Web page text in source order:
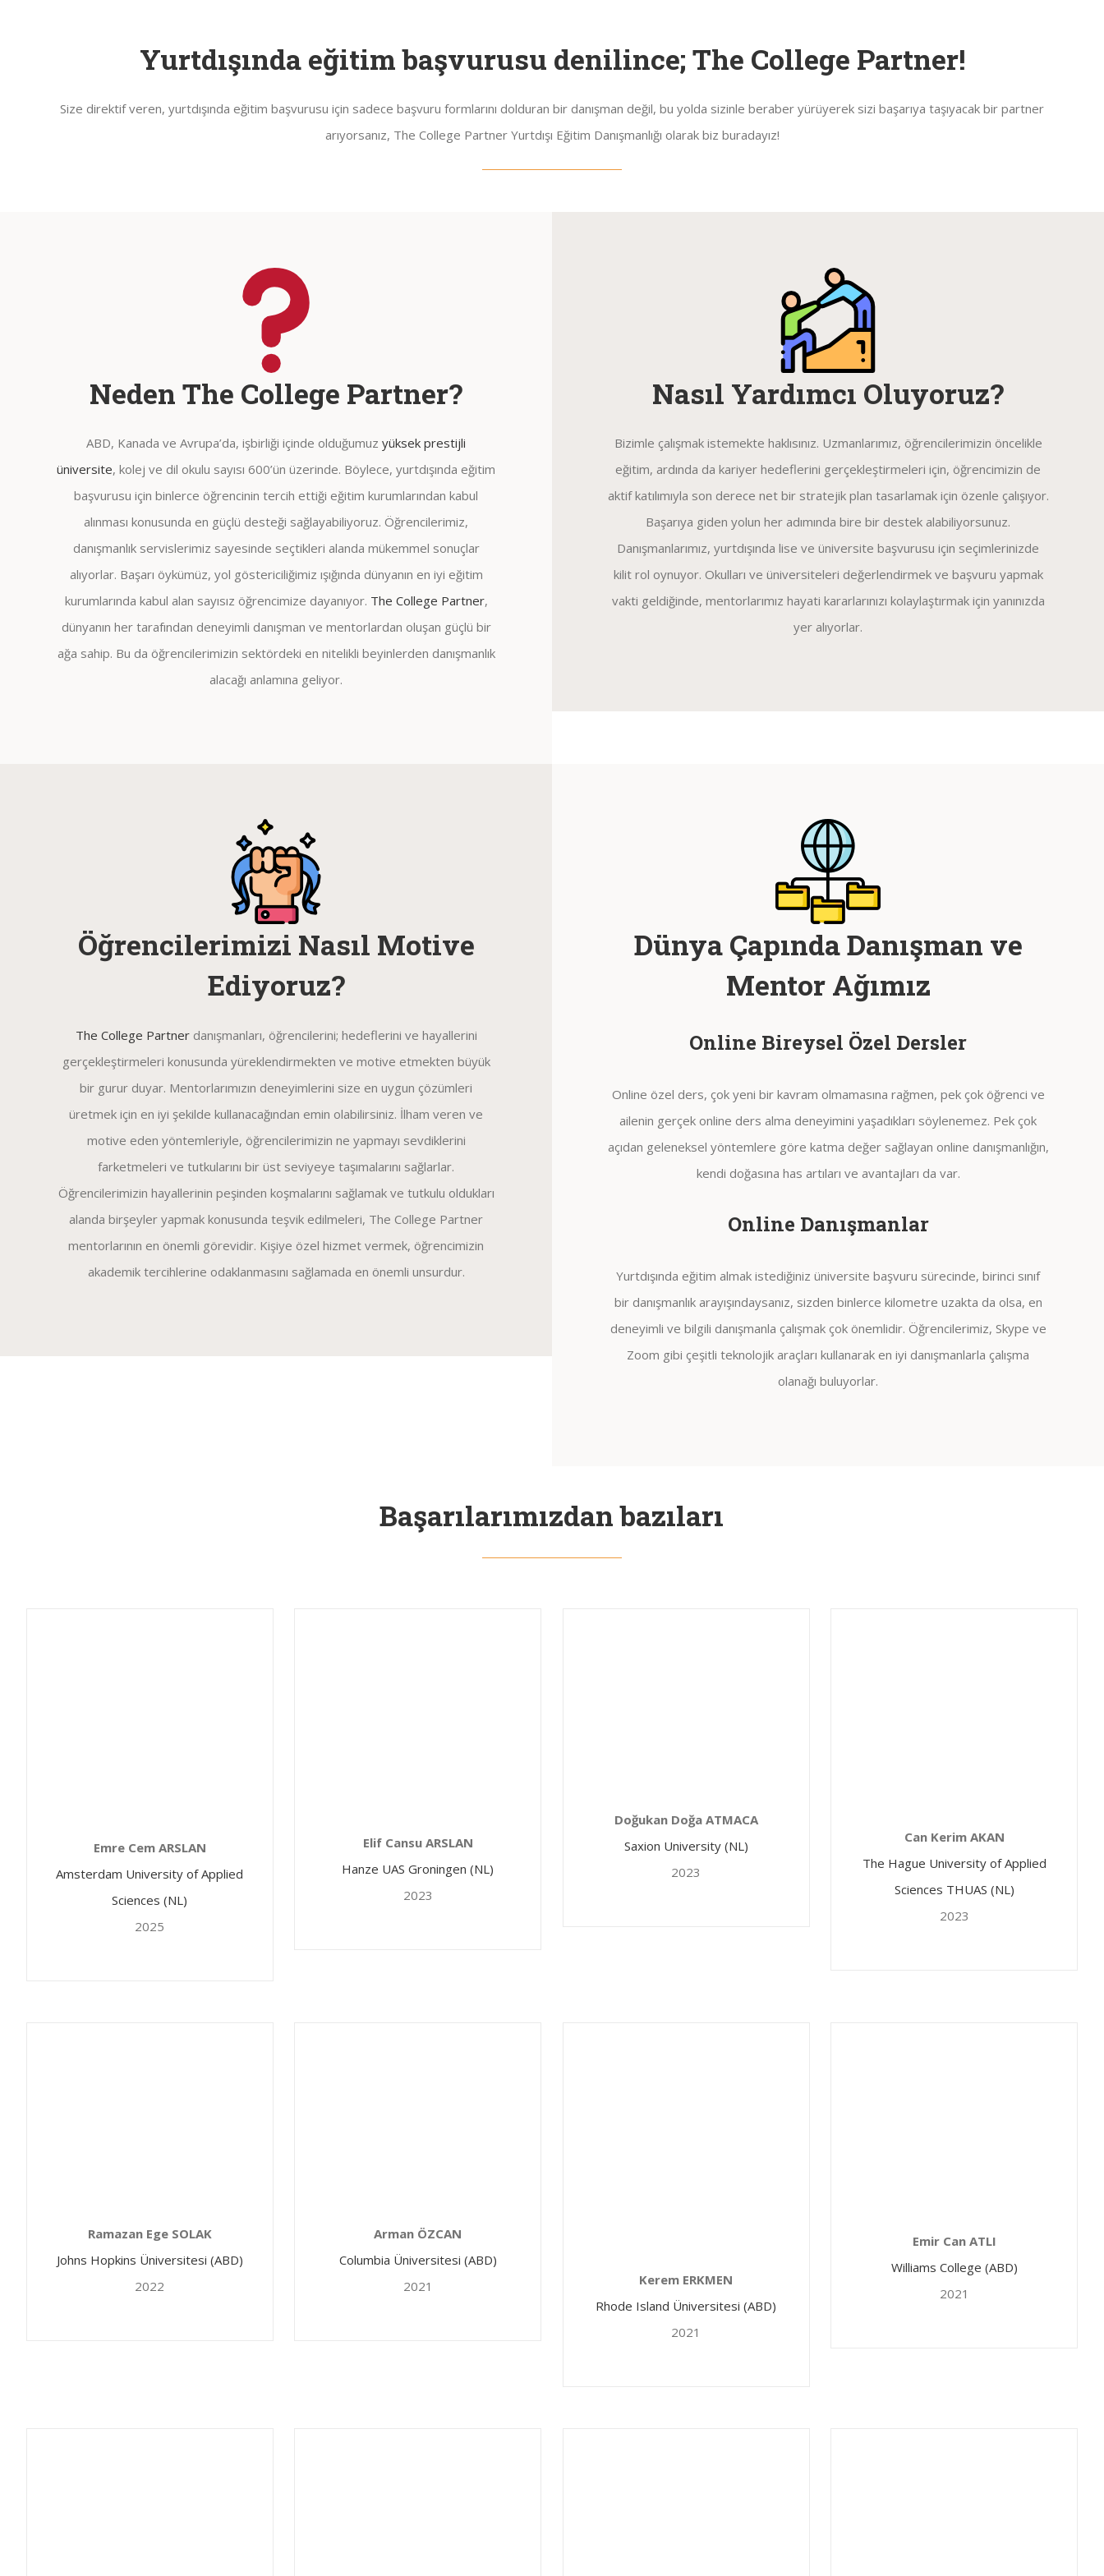
Yurtdışında eğitim başvurusu denilince; The College Partner!
Size direktif veren, yurtdışında eğitim başvurusu için sadece başvuru formlarını dolduran bir danışman değil, bu yolda sizinle beraber yürüyerek sizi başarıya taşıyacak bir partner
arıyorsanız, The College Partner Yurtdışı Eğitim Danışmanlığı olarak biz buradayız!
Neden The College Partner?
ABD, Kanada ve Avrupa’da, işbirliği içinde olduğumuz yüksek prestijli
üniversite, kolej ve dil okulu sayısı 600’ün üzerinde. Böylece, yurtdışında eğitim
başvurusu için binlerce öğrencinin tercih ettiği eğitim kurumlarından kabul
alınması konusunda en güçlü desteği sağlayabiliyoruz. Öğrencilerimiz,
danışmanlık servislerimiz sayesinde seçtikleri alanda mükemmel sonuçlar
alıyorlar. Başarı öykümüz, yol göstericiliğimiz ışığında dünyanın en iyi eğitim
kurumlarında kabul alan sayısız öğrencimize dayanıyor. The College Partner,
dünyanın her tarafından deneyimli danışman ve mentorlardan oluşan güçlü bir
ağa sahip. Bu da öğrencilerimizin sektördeki en nitelikli beyinlerden danışmanlık
alacağı anlamına geliyor.
Nasıl Yardımcı Oluyoruz?
Bizimle çalışmak istemekte haklısınız. Uzmanlarımız, öğrencilerimizin öncelikle
eğitim, ardında da kariyer hedeflerini gerçekleştirmeleri için, öğrencimizin de
aktif katılımıyla son derece net bir stratejik plan tasarlamak için özenle çalışıyor.
Başarıya giden yolun her adımında bire bir destek alabiliyorsunuz.
Danışmanlarımız, yurtdışında lise ve üniversite başvurusu için seçimlerinizde
kilit rol oynuyor. Okulları ve üniversiteleri değerlendirmek ve başvuru yapmak
vakti geldiğinde, mentorlarımız hayati kararlarınızı kolaylaştırmak için yanınızda
yer alıyorlar.
Öğrencilerimizi Nasıl Motive
Ediyoruz?
The College Partnerdanışmanları, öğrencilerini; hedeflerini ve hayallerini
gerçekleştirmeleri konusunda yüreklendirmekten ve motive etmekten büyük
bir gurur duyar. Mentorlarımızın deneyimlerini size en uygun çözümleri
üretmek için en iyi şekilde kullanacağından emin olabilirsiniz. İlham veren ve
motive eden yöntemleriyle, öğrencilerimizin ne yapmayı sevdiklerini
farketmeleri ve tutkularını bir üst seviyeye taşımalarını sağlarlar.
Öğrencilerimizin hayallerinin peşinden koşmalarını sağlamak ve tutkulu oldukları
alanda birşeyler yapmak konusunda teşvik edilmeleri, The College Partner
mentorlarının en önemli görevidir. Kişiye özel hizmet vermek, öğrencimizin
akademik tercihlerine odaklanmasını sağlamada en önemli unsurdur.
Dünya Çapında Danışman ve
Mentor Ağımız
Online Bireysel Özel Dersler
Online özel ders, çok yeni bir kavram olmamasına rağmen, pek çok öğrenci ve
ailenin gerçek online ders alma deneyimini yaşadıkları söylenemez. Pek çok
açıdan geleneksel yöntemlere göre katma değer sağlayan online danışmanlığın,
kendi doğasına has artıları ve avantajları da var.
Online Danışmanlar
Yurtdışında eğitim almak istediğiniz üniversite başvuru sürecinde, birinci sınıf
bir danışmanlık arayışındaysanız, sizden binlerce kilometre uzakta da olsa, en
deneyimli ve bilgili danışmanla çalışmak çok önemlidir. Öğrencilerimiz, Skype ve
Zoom gibi çeşitli teknolojik araçları kullanarak en iyi danışmanlarla çalışma
olanağı buluyorlar.
Başarılarımızdan bazıları
Emre Cem ARSLAN
Amsterdam University of Applied
Sciences (NL)
2025
Elif Cansu ARSLAN
Hanze UAS Groningen (NL)
2023
Doğukan Doğa ATMACA
Saxion University (NL)
2023
Can Kerim AKAN
The Hague University of Applied
Sciences THUAS (NL)
2023
Ramazan Ege SOLAK
Johns Hopkins Üniversitesi (ABD)
2022
Arman ÖZCAN
Columbia Üniversitesi (ABD)
2021
Kerem ERKMEN
Rhode Island Üniversitesi (ABD)
2021
Emir Can ATLI
Williams College (ABD)
2021